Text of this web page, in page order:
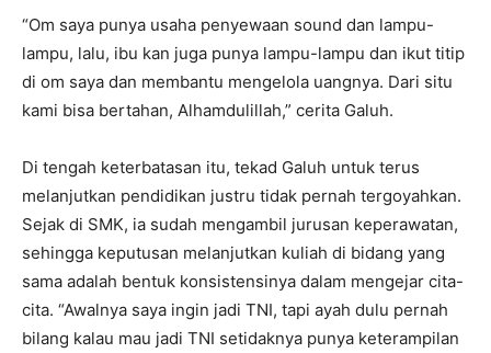
“Om saya punya usaha penyewaan sound dan lampu-
lampu, lalu, ibu kan juga punya lampu-lampu dan ikut titip
di om saya dan membantu mengelola uangnya. Dari situ
kami bisa bertahan, Alhamdulillah,” cerita Galuh.
Di tengah keterbatasan itu, tekad Galuh untuk terus
melanjutkan pendidikan justru tidak pernah tergoyahkan.
Sejak di SMK, ia sudah mengambil jurusan keperawatan,
sehingga keputusan melanjutkan kuliah di bidang yang
sama adalah bentuk konsistensinya dalam mengejar cita-
cita. “Awalnya saya ingin jadi TNI, tapi ayah dulu pernah
bilang kalau mau jadi TNI setidaknya punya keterampilan